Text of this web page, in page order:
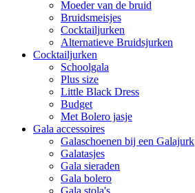
Moeder van de bruid
Bruidsmeisjes
Cocktailjurken
Alternatieve Bruidsjurken
Cocktailjurken
Schoolgala
Plus size
Little Black Dress
Budget
Met Bolero jasje
Gala accessoires
Galaschoenen bij een Galajurk
Galatasjes
Gala sieraden
Gala bolero
Gala stola's